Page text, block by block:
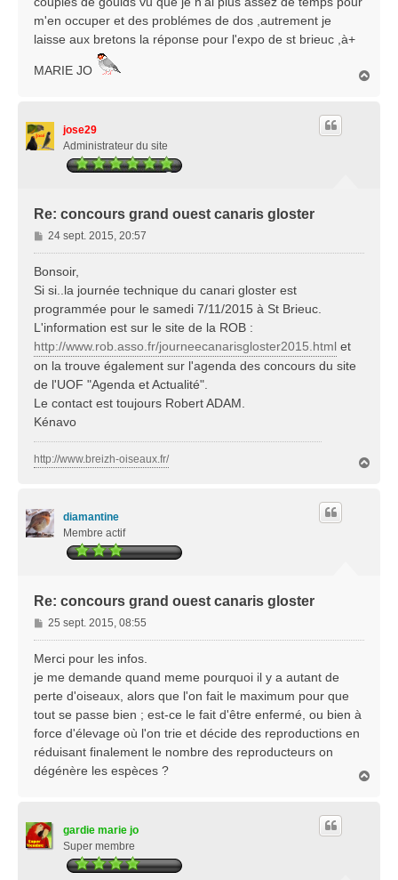
m'en occuper et des problémes de dos ,autrement je
laisse aux bretons la réponse pour l'expo de st brieuc ,à+
MARIE JO
jose29
Administrateur du site
Re: concours grand ouest canaris gloster
M
e
s
s
g
e
24 sept. 2015, 20:57
Bonsoir,
Si si..la journée technique du canari gloster est
programmée pour le samedi 7/11/2015 à St Brieuc.
L'information est sur le site de la ROB :
http://www.rob.asso.fr/journeecanarisgloster2015.html et
on la trouve également sur l'agenda des concours du site
de l'UOF "Agenda et Actualité".
Le contact est toujours Robert ADAM.
Kénavo
http://www.breizh-oiseaux.fr/
diamantine
Membre actif
Re: concours grand ouest canaris gloster
M
e
a
g
e
25 sept. 2015, 08:55
Merci pour les infos.
je me demande quand meme pourquoi il y a autant de
perte d'oiseaux, alors que l'on fait le maximum pour que
tout se passe bien ; est-ce le fait d'être enfermé, ou bien à
force d'élevage où l'on trie et décide des reproductions en
réduisant finalement le nombre des reproducteurs on
dégénère les espèces ?
gardie marie jo
Super membre